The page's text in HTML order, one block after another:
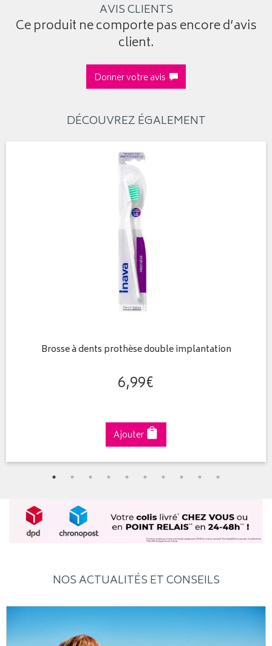
AVIS CLIENTS
Ce produit ne comporte pas encore d’avis
client.
Donner votre avis
DÉCOUVREZ ÉGALEMENT
Brosse à dents prothèse double implantation
6,99€
Ajouter
NOS ACTUALITÉS ET CONSEILS